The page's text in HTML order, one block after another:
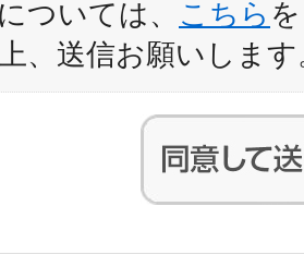
ついては、 こちら
、送信お願いします